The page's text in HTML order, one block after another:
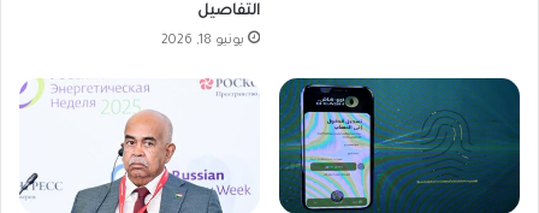
التفاصيل
يونيو 18, 2026